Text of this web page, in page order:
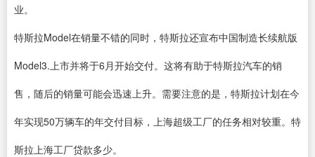
业。
特斯拉Model在销量不错的同时，特斯拉还宣布中国制造长续航版
Model3.上市并将于6月开始交付。这将有助于特斯拉汽车的销
售，随后的销量可能会迅速上升。需要注意的是，特斯拉计划在今
年实现50万辆车的年交付目标，上海超级工厂的任务相对较重。特
斯拉上海工厂贷款多少。